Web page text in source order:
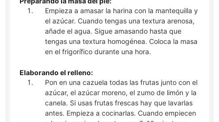
Empieza a amasar la harina con la mantequilla y
el azúcar. Cuando tengas una textura arenosa,
añade el agua. Sigue amasando hasta que
tengas una textura homogénea. Coloca la masa
en el frigorífico durante una hora.
Elaborando el relleno:
Pon en una cazuela todas las frutas junto con el
azúcar, el azúcar moreno, el zumo de limón y la
canela. Si usas frutas frescas hay que lavarlas
antes. Empieza a cocinarlas. Cuando empiecen